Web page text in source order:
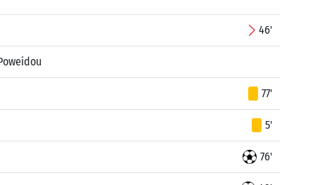
46'
77'
5'
76'